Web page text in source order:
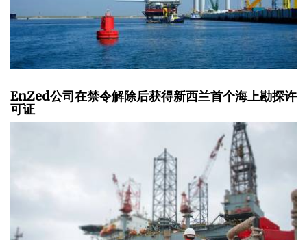
EnZed公司在禁令解除后获得新西兰首个海上勘探许
可证